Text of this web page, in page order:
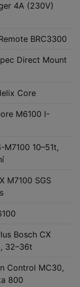
4A (230V)
BRC3300
Direct Mount
Core
M6100 I-
M7100 10–51t,
M7100 SGS
Bosch CX
32–36t
Control MC30,
800